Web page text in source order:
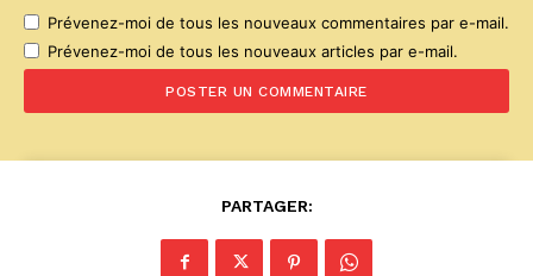
Prévenez-moi de tous les nouveaux commentaires par e-mail.
Prévenez-moi de tous les nouveaux articles par e-mail.
PARTAGER: